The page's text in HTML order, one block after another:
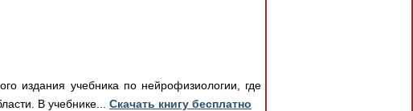
издания учебника по нейрофизиологии, где
В учебнике... Скачать книгу бесплатно